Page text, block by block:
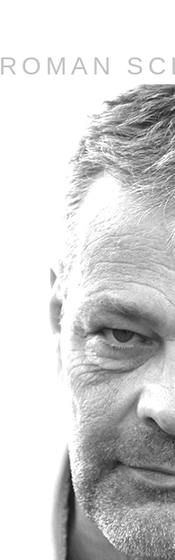
ROMAN